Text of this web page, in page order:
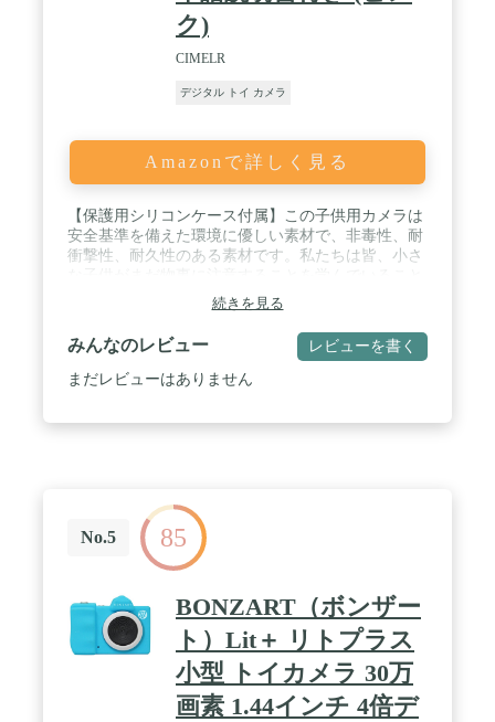
ク)
CIMELR
デジタル トイ カメラ
Amazonで詳しく見る
【保護用シリコンケース付属】この子供用カメラは
安全基準を備えた環境に優しい素材で、非毒性、耐
衝撃性、耐久性のある素材です。私たちは皆、小さ
を知っています.落下防止シリコンケースは、衝撃や
落下に対する耐衝撃保護を幼児用カメラに提供しま
す。子供用カメラには、子供がミニカメラを首に掛
けられるように特別に設計された、持ち運びに便利
な耐久性のあるストラップが付いています。 / 【複
があり、お子様の視力を損なうことを防ぎます。お
子様は子供時代の軌跡を記録し、思い出に残る瞬間
を捉えることができます。 / 【USB充電式キッズカ
メラ、32GB TFカード付き】大容量リチウム電池を
内蔵し、写真や動画を3時間撮影できます。どこに
でも持って行き、素晴らしい瞬間を捉えましょう。
USB ケーブルでコンピュータに接続して、写真やビ
デオを転送したり、幼児用カメラを充電したりしま
す。また、32GBメモリーカードが付属しており、
数千枚の写真を保存できます。もうストレージ不足
を心配する必要はありません! / 【子供への理想的な
続きを見る
みんなのレビュー レビューを書く
まだレビューはありません
No.5 85
BONZART（ボンザー
ト）Lit＋ リトプラス
小型 トイカメラ 30万
画素 1.44インチ 4倍デ